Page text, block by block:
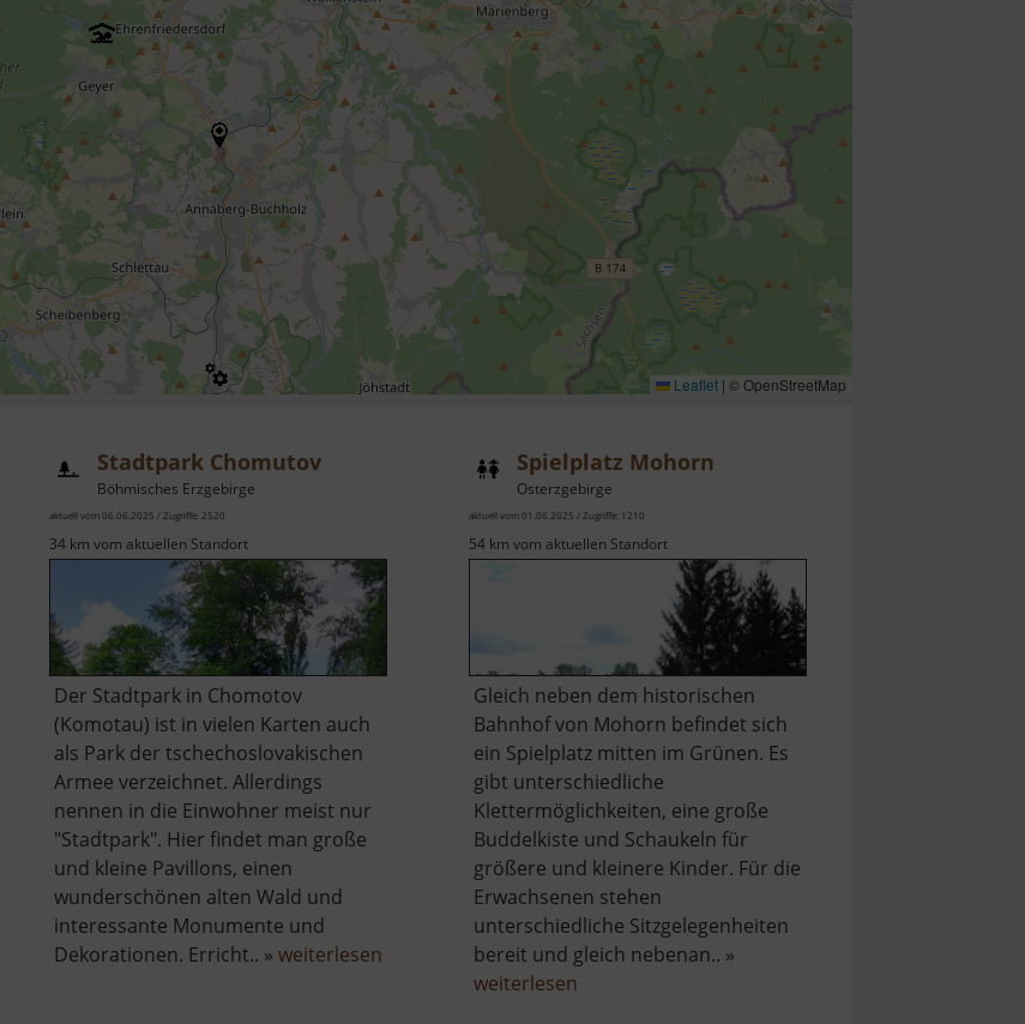
Leaflet | © OpenStreetMap
Stadtpark Chomutov
Böhmisches Erzgebirge
aktuell vom 06.06.2025 / Zugriffe: 2520
34 km vom aktuellen Standort
Der Stadtpark in Chomotov
(Komotau) ist in vielen Karten auch
als Park der tschechoslovakischen
Armee verzeichnet. Allerdings
nennen in die Einwohner meist nur
"Stadtpark". Hier findet man große
und kleine Pavillons, einen
wunderschönen alten Wald und
interessante Monumente und
Dekorationen. Erricht.. »weiterlesen
Spielplatz Mohorn
Osterzgebirge
aktuell vom 01.06.2025 / Zugriffe: 1210
54 km vom aktuellen Standort
Gleich neben dem historischen
Bahnhof von Mohorn befindet sich
ein Spielplatz mitten im Grünen. Es
gibt unterschiedliche
Klettermöglichkeiten, eine große
Buddelkiste und Schaukeln für
größere und kleinere Kinder. Für die
Erwachsenen stehen
unterschiedliche Sitzgelegenheiten
bereit und gleich nebenan.. »
weiterlesenüber